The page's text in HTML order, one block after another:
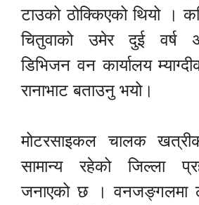
टाउको ठोक्किएको थियो ।
चितुवाको उमेर दुई वर्ष
डिभिजन वन कार्यालय
रानाभाट बताउनु भयो।
मोटरसाइकल चालक
सामान्य रहेको जिल्ला
जनाएको छ । वनजङ्गलमा